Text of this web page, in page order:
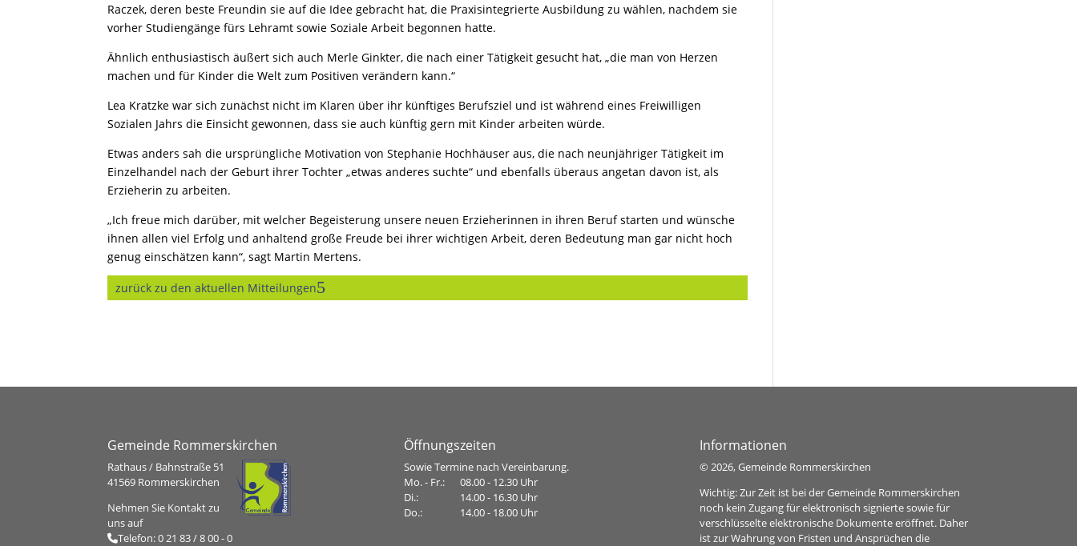
Raczek, deren beste Freundin sie auf die Idee gebracht hat, die Praxisintegrierte Ausbildung zu wählen, nachdem sie
vorher Studiengänge fürs Lehramt sowie Soziale Arbeit begonnen hatte.
Ähnlich enthusiastisch äußert sich auch Merle Ginkter, die nach einer Tätigkeit gesucht hat, „die man von Herzen
machen und für Kinder die Welt zum Positiven verändern kann.“
Lea Kratzke war sich zunächst nicht im Klaren über ihr künftiges Berufsziel und ist während eines Freiwilligen
Sozialen Jahrs die Einsicht gewonnen, dass sie auch künftig gern mit Kinder arbeiten würde.
Etwas anders sah die ursprüngliche Motivation von Stephanie Hochhäuser aus, die nach neunjähriger Tätigkeit im
Einzelhandel nach der Geburt ihrer Tochter „etwas anderes suchte“ und ebenfalls überaus angetan davon ist, als
Erzieherin zu arbeiten.
„Ich freue mich darüber, mit welcher Begeisterung unsere neuen Erzieherinnen in ihren Beruf starten und wünsche
ihnen allen viel Erfolg und anhaltend große Freude bei ihrer wichtigen Arbeit, deren Bedeutung man gar nicht hoch
genug einschätzen kann“, sagt Martin Mertens.
zurück zu den aktuellen Mitteilungen
Gemeinde Rommerskirchen
Rathaus / Bahnstraße 51
41569 Rommerskirchen
Nehmen Sie Kontakt zu
uns auf
Telefon:0 21 83 / 8 00 - 0
Öffnungszeiten
Sowie Termine nach Vereinbarung.
Mo. - Fr.:
08.00 - 12.30 Uhr
Di.:
14.00 - 16.30 Uhr
Do.:
14.00 - 18.00 Uhr
Informationen
© 2026, Gemeinde Rommerskirchen
Wichtig: Zur Zeit ist bei der Gemeinde Rommerskirchen
noch kein Zugang für elektronisch signierte sowie für
verschlüsselte elektronische Dokumente eröffnet. Daher
ist zur Wahrung von Fristen und Ansprüchen die